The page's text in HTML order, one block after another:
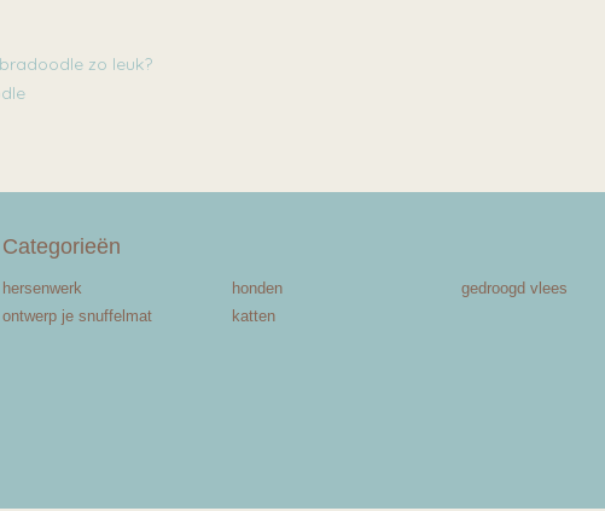
zo leuk?
Categorieën
hersenwerk
ontwerp je snuffelmat
honden
katten
gedroogd vlees